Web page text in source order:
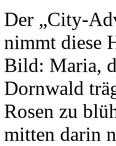
Der „City-
nimmt diese
Bild: Maria,
Dornwald
Rosen zu
mitten darin